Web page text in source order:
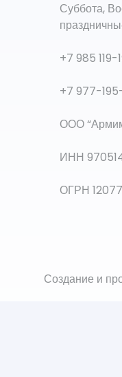
Суббота,
+7 985 119-
+7 977-
ООО
ИНН
ОГРН
Создание и